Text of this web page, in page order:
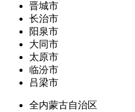
晋城市
长治市
阳泉市
大同市
太原市
临汾市
吕梁市
全内蒙古自治区